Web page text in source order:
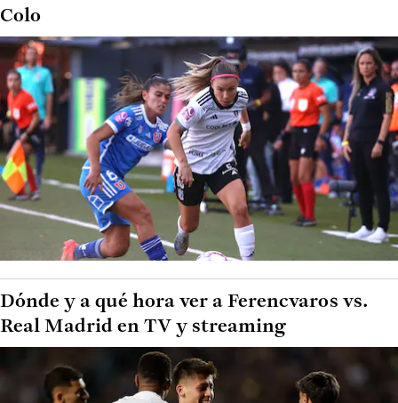
Colo
Dónde y a qué hora ver a Ferencvaros vs.
Real Madrid en TV y streaming